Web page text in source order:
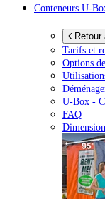
Conteneurs U-
Retour
Tarifs et
Options
U-Box -
FAQ